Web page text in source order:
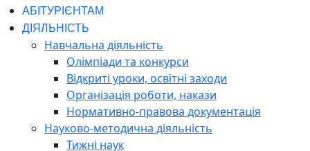
АБІТУРІЄНТАМ
ДІЯЛЬНІСТЬ
Навчальна діяльність
Олімпіади та конкурси
Відкриті уроки, освітні заходи
Організація роботи, накази
Нормативно-правова документація
Науково-методична діяльність
Тижні наук